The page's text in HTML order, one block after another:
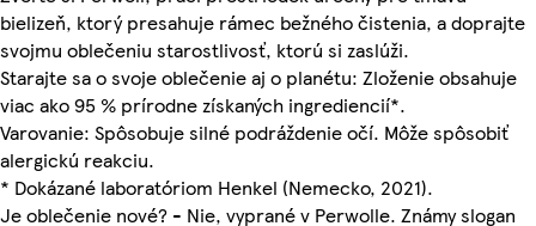
bielizeň, ktorý presahuje rámec bežného čistenia, a doprajte
svojmu oblečeniu starostlivosť, ktorú si zaslúži.
Starajte sa o svoje oblečenie aj o planétu: Zloženie obsahuje
viac ako 95 % prírodne získaných ingrediencií*.
Varovanie: Spôsobuje silné podráždenie očí. Môže spôsobiť
alergickú reakciu.
* Dokázané laboratóriom Henkel (Nemecko, 2021).
Je oblečenie nové? - Nie, vyprané v Perwolle. Známy slogan